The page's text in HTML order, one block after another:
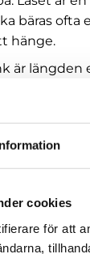
cookies
för att
bäras ofta
hänge.
är längden
Kortare
halsen och
fall,
kan
ormlänk